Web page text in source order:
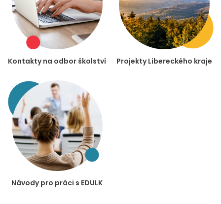
Kontakty na odbor školství Projekty Libereckého kraje
Návody pro práci s EDULK